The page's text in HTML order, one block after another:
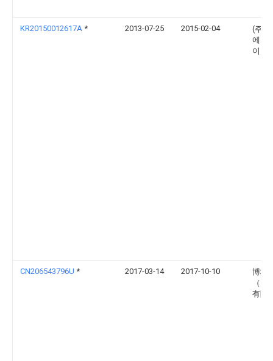
KR20150012617A * 2013-07-25 2015-02-04
(주)
에이
이
CN206543796U * 2017-03-14 2017-10-10
博程
（昆
有限